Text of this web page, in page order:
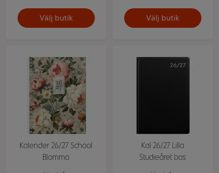
Välj butik Välj butik
Kalender 26/27 School
Blomma
Kal 26/27 Lilla
Studieåret bas